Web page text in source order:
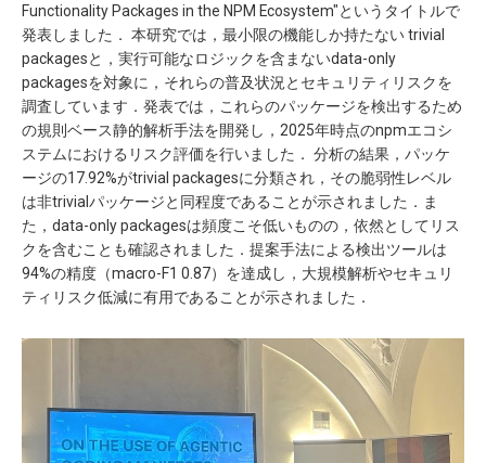
Functionality Packages in the NPM Ecosystem"というタイトルで
発表しました． 本研究では，最小限の機能しか持たない trivial
packagesと，実行可能なロジックを含まないdata-only
packagesを対象に，それらの普及状況とセキュリティリスクを
調査しています．発表では，これらのパッケージを検出するため
の規則ベース静的解析手法を開発し，2025年時点のnpmエコシ
ステムにおけるリスク評価を行いました． 分析の結果，パッケ
ージの17.92%がtrivial packagesに分類され，その脆弱性レベル
は非trivialパッケージと同程度であることが示されました．ま
た，data-only packagesは頻度こそ低いものの，依然としてリス
クを含むことも確認されました．提案手法による検出ツールは
94%の精度（macro-F1 0.87）を達成し，大規模解析やセキュリ
ティリスク低減に有用であることが示されました．